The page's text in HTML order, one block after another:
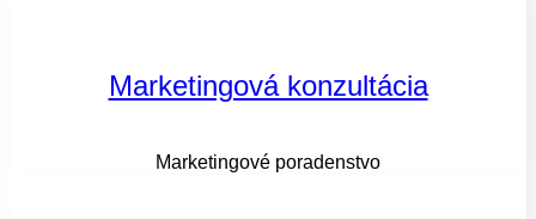
Marketingová konzultácia
Marketingové poradenstvo